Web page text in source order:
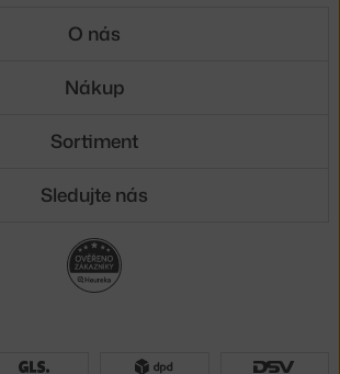
O nás
Nákup
Sortiment
Sledujte nás